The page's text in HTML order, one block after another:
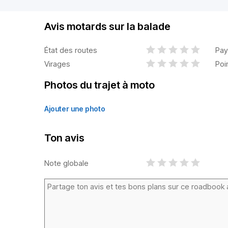
Avis motards sur la balade
État des routes
Virages
Photos du trajet à moto
Ajouter une photo
Ton avis
Note globale